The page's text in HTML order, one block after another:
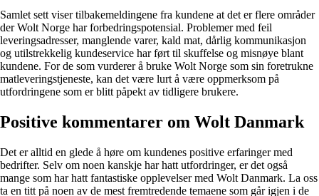
Samlet sett viser tilbakemeldingene fra kundene at det er flere områder
der Wolt Norge har forbedringspotensial. Problemer med feil
leveringsadresser, manglende varer, kald mat, dårlig kommunikasjon
og utilstrekkelig kundeservice har ført til skuffelse og misnøye blant
kundene. For de som vurderer å bruke Wolt Norge som sin foretrukne
matleveringstjeneste, kan det være lurt å være oppmerksom på
utfordringene som er blitt påpekt av tidligere brukere.
Positive kommentarer om Wolt Danmark
Det er alltid en glede å høre om kundenes positive erfaringer med
bedrifter. Selv om noen kanskje har hatt utfordringer, er det også
mange som har hatt fantastiske opplevelser med Wolt Danmark. La oss
ta en titt på noen av de mest fremtredende temaene som går igjen i de